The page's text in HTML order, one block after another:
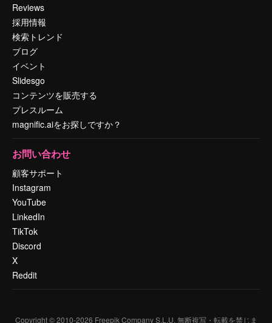
Reviews
採用情報
検索トレンド
ブログ
イベント
Slidesgo
コンテンツを販売する
プレスルーム
magnific.aiをお探しですか？
お問い合わせ
顧客サポート
Instagram
YouTube
LinkedIn
TikTok
Discord
X
Reddit
Copyright © 2010-2026 Freepik Company S.L.U. 無断複写・転載を禁じま